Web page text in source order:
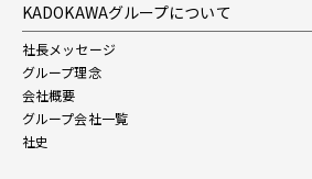
KADOKAWAグループについて
社長メッセージ
グループ理念
会社概要
グループ会社一覧
社史